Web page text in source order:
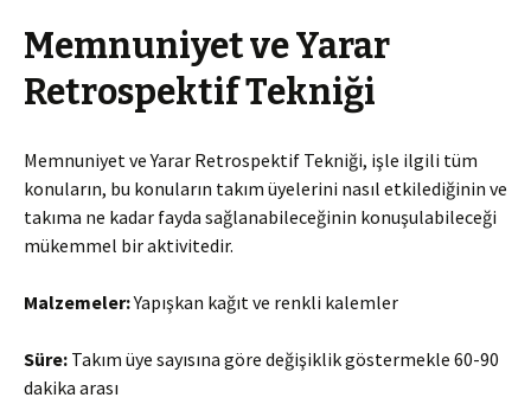
Memnuniyet ve Yarar
Retrospektif Tekniği
Memnuniyet ve Yarar Retrospektif Tekniği, işle ilgili tüm
konuların, bu konuların takım üyelerini nasıl etkilediğinin ve
takıma ne kadar fayda sağlanabileceğinin konuşulabileceği
mükemmel bir aktivitedir.
Malzemeler:Yapışkan kağıt ve renkli kalemler
Süre: Takım üye sayısına göre değişiklik göstermekle 60-90
dakika arası